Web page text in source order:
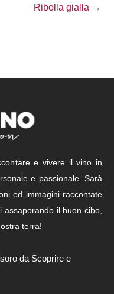
Ribolla gialla →
e vivere il vino in
e passionale. Sarà
ed immagini raccontate
assaporando il buon cibo,
terra!
da Scoprire e